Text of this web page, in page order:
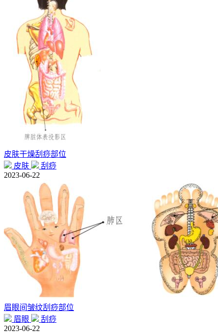
皮肤干燥刮痧部位
皮肤
刮痧
2023-06-22
眉眼间皱纹刮痧部位
眉眼
刮痧
2023-06-22